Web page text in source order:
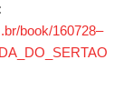
book/160728–